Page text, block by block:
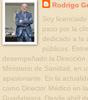
Rodrigo
Soy
paso por la
dedicado a la
públicos.
desempeñado la
Ministerio de Sanidad, en
apasionante. En la
como Director Médico en
Guadalajara. Desde abril